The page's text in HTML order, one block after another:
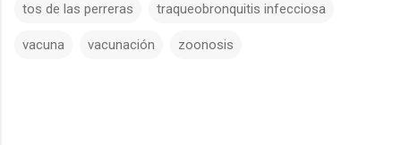
tos de las perreras traqueobronquitis infecciosa
vacuna vacunación zoonosis